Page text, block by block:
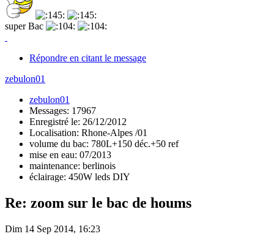
super Bac
Répondre en citant le message
zebulon01
zebulon01
Messages: 17967
Enregistré le: 26/12/2012
Localisation: Rhone-Alpes /01
volume du bac: 780L+150 déc.+50 ref
mise en eau: 07/2013
maintenance: berlinois
éclairage: 450W leds DIY
Re: zoom sur le bac de houms
Dim 14 Sep 2014, 16:23